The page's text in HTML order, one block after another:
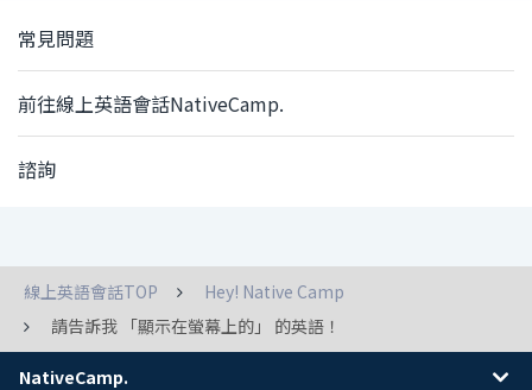
常見問題
前往線上英語會話NativeCamp.
諮詢
線上英語會話TOP
Hey! Native Camp
請告訴我 「顯示在螢幕上的」 的英語！
NativeCamp.